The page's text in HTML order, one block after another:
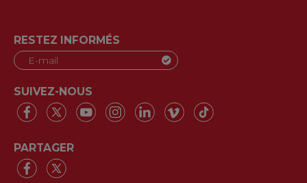
RESTEZ INFORMÉS
SUIVEZ-NOUS
PARTAGER